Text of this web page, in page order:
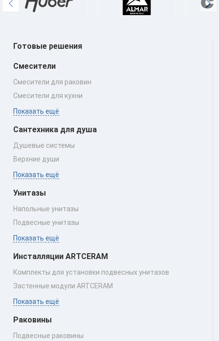
Готовые решения
Смесители
Смесители для раковин
Смесители для кухни
Показать ещё
Сантехника для душа
Душевые системы
Верхние души
Показать ещё
Унитазы
Напольные унитазы
Подвесные унитазы
Показать ещё
Инсталляции ARTCERAM
Комплекты для установки подвесных унитазов
Застенные модули ARTCERAM
Показать ещё
Раковины
Подвесные раковины